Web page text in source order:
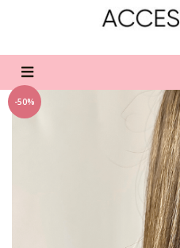
-50%